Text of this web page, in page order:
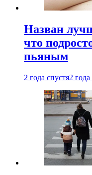
Назван
что
пьяным
2 года спустя2 года